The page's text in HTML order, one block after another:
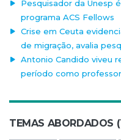
Pesquisador da Unesp
programa ACS Fellows
Crise em Ceuta
de migração, avalia
Antonio Candido viveu
período como
TEMAS ABORDADOS